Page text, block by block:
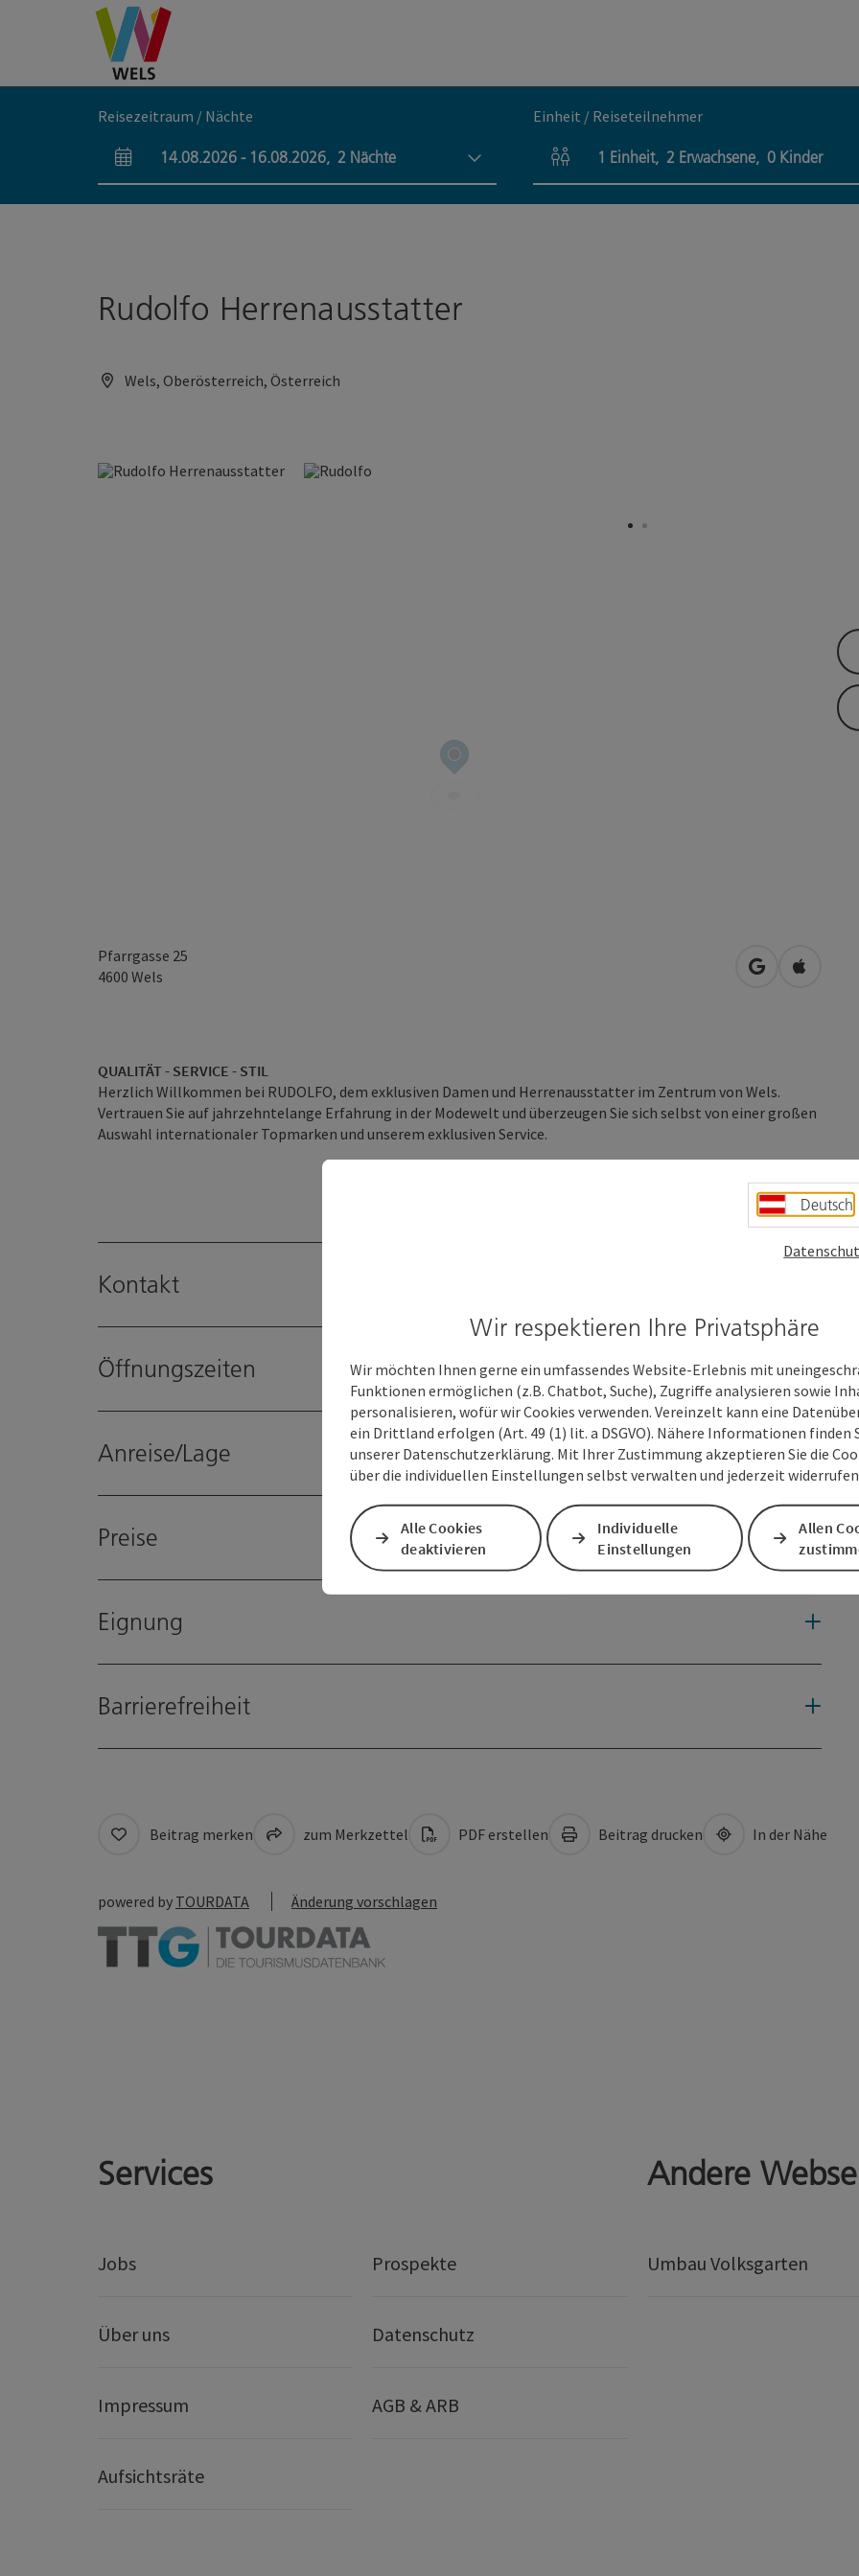
Zum Inhalt Accesskey
[0]
Zur NavigationAccesskey
[1]
Zum Seitenanfang Accesskey
[2]
Reisezeitraum / Nächte
An- und Abreisefelder
14.08.2026 - 16.08.2026, 2 Nächte
Einheit / Reiseteilnehmer
Einheitenanzahl und Personenfelder
1 Einheit, 2 Erwachsene, 0 Kinder
Rudolfo Herrenausstatter
Wels, Oberösterreich, Österreich
Pfarrgasse 25
4600 Wels in Googlein Apple
QUALITÄT - SERVICE - STIL
Herzlich Willkommen bei RUDOLFO, dem exklusiven Damen und Herrenausstatter im Zentrum von Wels.
Vertrauen Sie auf jahrzehntelange Erfahrung in der Modewelt und überzeugen Sie sich selbst von einer großen
Auswahl internationaler Topmarken und unserem exklusiven Service.
Kontakt
Öffnungszeiten
Anreise/Lage
Preise
Eignung
Barrierefreiheit
Beitrag merken zum Merkzettel PDF erstellen Beitrag drucken In der Nähe
powered by TOURDATA Änderung vorschlagen
Services
Jobs Prospekte
Über uns Datenschutz
Impressum AGB & ARB
Aufsichtsräte
Andere
Umbau Volksgarten
Deutsch
Wir respektieren Ihre Privatsphäre
Wir möchten Ihnen gerne ein umfassendes Website-Erlebnis mit
Funktionen ermöglichen (z.B. Chatbot, Suche), Zugriffe analysieren sowie
personalisieren, wofür wir Cookies verwenden. Vereinzelt kann eine
ein Drittland erfolgen (Art. 49 (1) lit. a DSGVO). Nähere Informationen finden
unserer Datenschutzerklärung. Mit Ihrer Zustimmung akzeptieren Sie die
über die individuellen Einstellungen selbst verwalten und jederzeit
Alle Cookies
deaktivieren
Individuelle
Einstellungen
Allen